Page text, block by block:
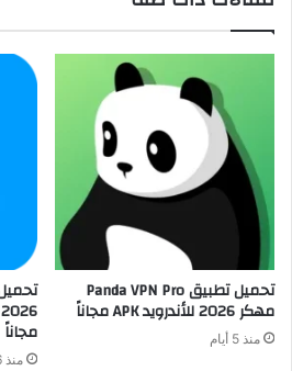
تحميل تطبيق Panda VPN Pro
مهكر 2026 للأندرويد APK مجاناً
منذ 5 أيام مجاناً
منذ 6 أيام